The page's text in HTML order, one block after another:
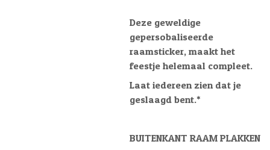
Deze geweldige
gepersobaliseerde
raamsticker, maakt het
feestje helemaal compleet.
Laat iedereen zien dat je
geslaagd bent.*
BUITENKANT RAAM PLAKKEN